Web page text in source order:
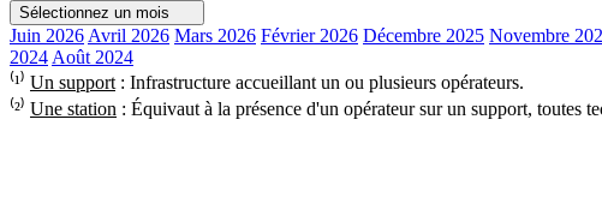
Sélectionnez un mois
Juin 2026 Avril 2026 Mars 2026 Février 2026 Décembre 2025 Novembre
2024 Août 2024
⁽¹⁾ Un support : Infrastructure accueillant un ou plusieurs opérateurs.
⁽²⁾ Une station : Équivaut à la présence d'un opérateur sur un support, toutes